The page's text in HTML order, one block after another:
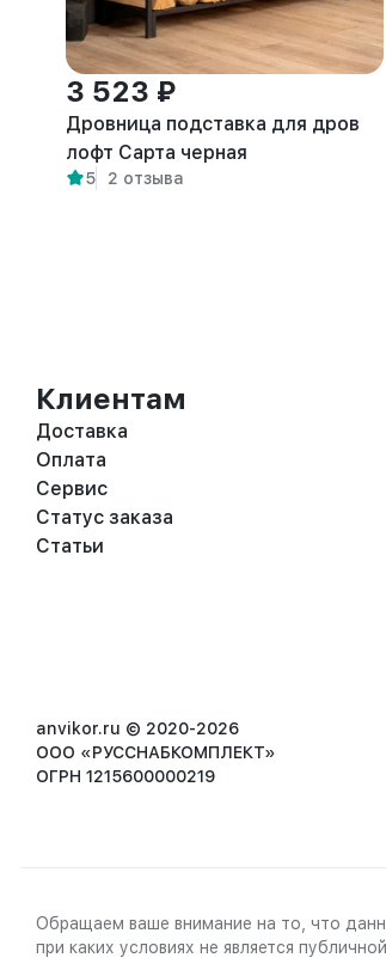
3 523 ₽
Дровница подставка для дров
лофт Сарта черная
5 2 отзыва
Клиентам
Доставка
Оплата
Сервис
Статус заказа
Статьи
anvikor.ru © 2020-2026
ООО «РУССНАБКОМПЛЕКТ»
ОГРН 1215600000219
Обращаем ваше внимание на то, что
при каких условиях не является